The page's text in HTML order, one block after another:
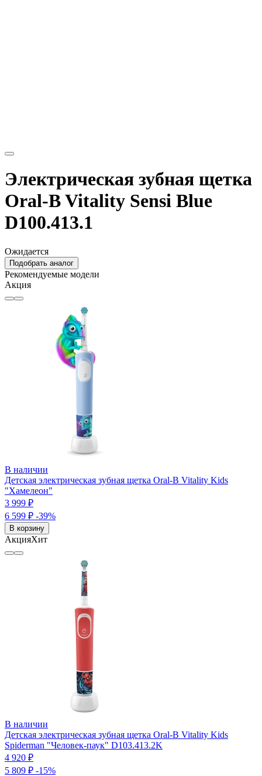
Электрическая зубная щетка
Oral-B Vitality Sensi Blue
D100.413.1
Ожидается
Подобрать аналог
Рекомендуемые модели
Акция
В наличии
Детская электрическая зубная щетка Oral-B Vitality Kids
"Хамелеон"
3 999 ₽
6 599 ₽ -39%
В корзину
АкцияХит
В наличии
Детская электрическая зубная щетка Oral-B Vitality Kids
Spiderman "Человек-паук" D103.413.2K
4 920 ₽
5 809 ₽ -15%